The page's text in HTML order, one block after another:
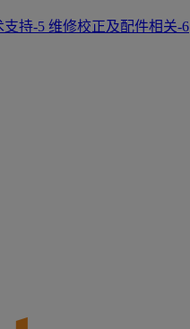
持-5 维修校正及配件相关-6